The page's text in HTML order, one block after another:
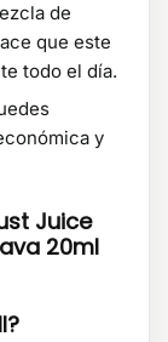
de
que este
todo el día.
y
Juice
20ml